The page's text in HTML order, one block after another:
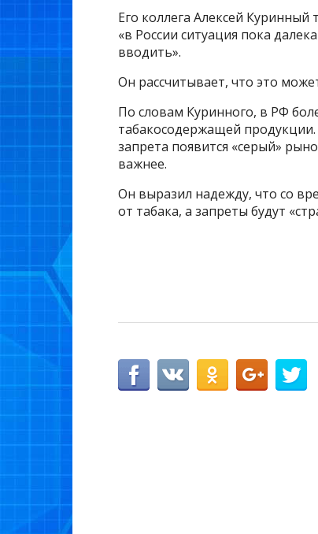
Его коллега Алексей
«в России ситуация пока
вводить».
Он рассчитывает, что это
По словам Куринного, в РФ
табакосодержащей продукции.
запрета появится «серый»
важнее.
Он выразил надежду, что со
от табака, а запреты будут